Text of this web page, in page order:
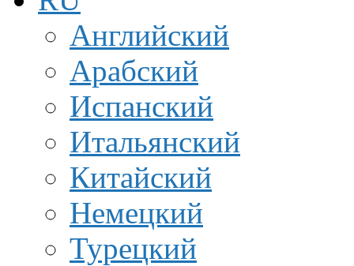
Английский
Арабский
Испанский
Итальянский
Китайский
Немецкий
Турецкий